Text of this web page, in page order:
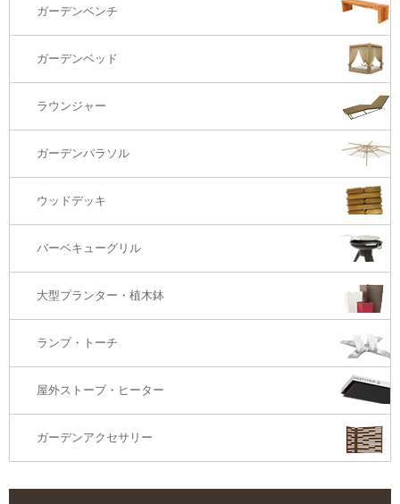
コーヒーテーブル
カウンター・バーテーブル
カウンター・バーチェアー
ガーデンソファTOP
3Sソファ
オットマン・スツール
ガーデンベンチ
ガーデンベッド
ラウンジャー
ガーデンパラソル
ウッドデッキ
バーベキューグリル
大型プランター・植木鉢
ランプ・トーチ
屋外ストーブ・ヒーター
ガーデンアクセサリー